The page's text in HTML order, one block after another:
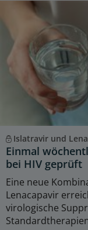
Islatravir und
Einmal
bei HIV geprüft
Eine neue
Lenacapavir
virologische